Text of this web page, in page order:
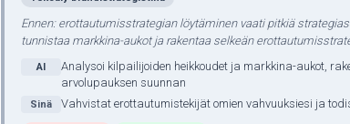
Ennen: erottautumisstrategian löytäminen vaati pitkiä
tunnistaa markkina-aukot ja rakentaa selkeän
AI
Analysoi kilpailijoiden heikkoudet ja markkina-aukot,
arvolupauksen suunnan
Sinä Vahvistat erottautumistekijät omien vahvuuksiesi ja